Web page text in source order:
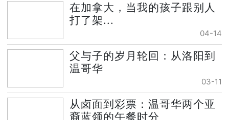
在加拿大，当我的孩子跟别人
打了架...
04-14
父与子的岁月轮回：从洛阳到
温哥华
03-11
从卤面到彩票：温哥华两个亚
裔蓝领的午餐时分